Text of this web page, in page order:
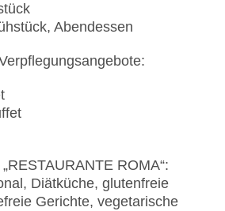
Abendessen
ROMA“:
Diätküche, glutenfreie
Gerichte, vegetarische